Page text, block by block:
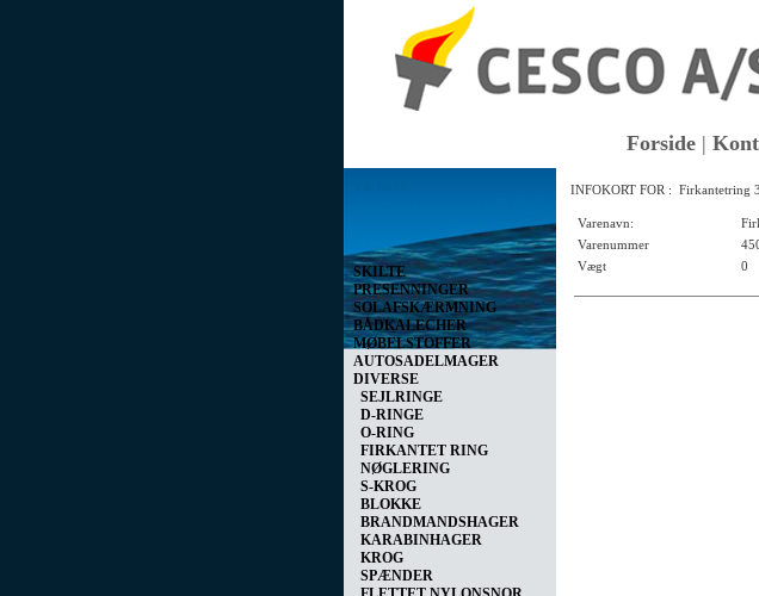
Forside |
SKILTE
PRESENNINGER
SOLAFSKÆRMNING
BÅDKALECHER
MØBELSTOFFER
AUTOSADELMAGER
DIVERSE
SEJLRINGE
D-RINGE
O-RING
FIRKANTET RING
NØGLERING
S-KROG
BLOKKE
BRANDMANDSHAGER
KARABINHAGER
KROG
SPÆNDER
INFOKORT FOR : Firkantetring
Varenavn:
Varenummer
Vægt
0